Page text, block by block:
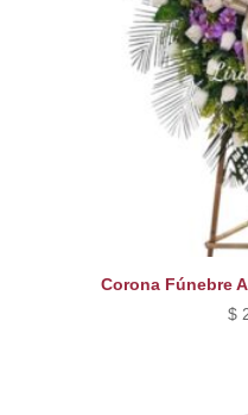
Corona Fúnebre
$